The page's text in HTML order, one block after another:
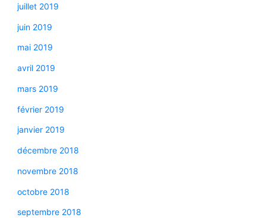
juillet 2019
juin 2019
mai 2019
avril 2019
mars 2019
février 2019
janvier 2019
décembre 2018
novembre 2018
octobre 2018
septembre 2018